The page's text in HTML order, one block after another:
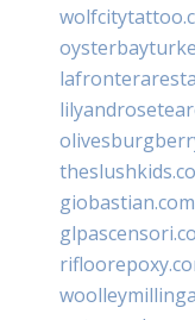
giobastian.com